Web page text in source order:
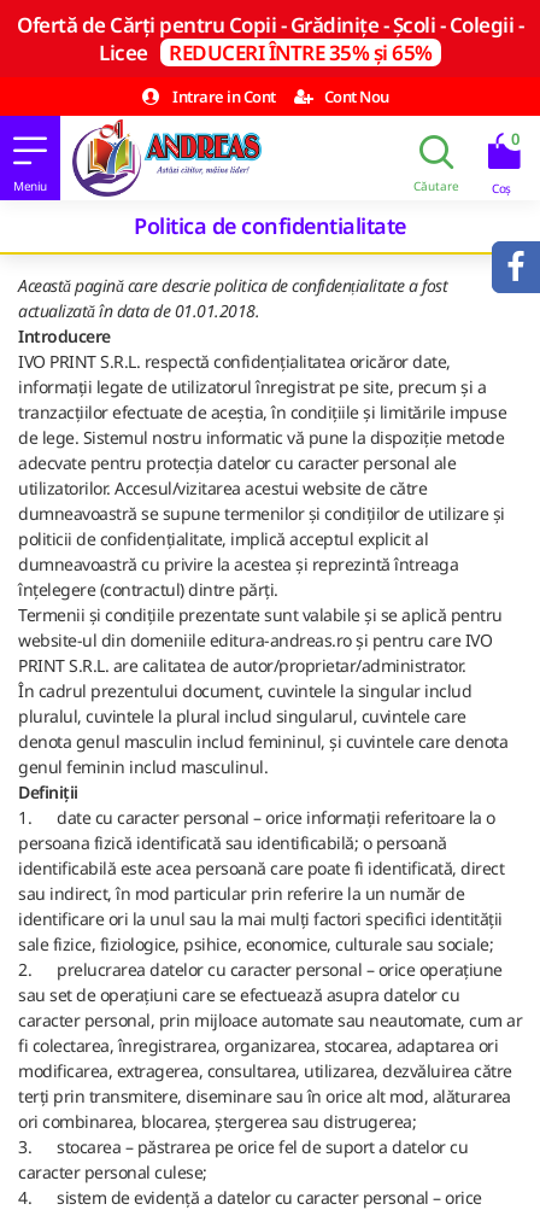
Ofertă de Cărți pentru Copii - Grădinițe - Școli - Colegii -
Licee REDUCERI ÎNTRE 35% și 65%
Intrare in Cont
Cont Nou
0
Politica de confidentialitate
Această pagină care descrie politica de confidențialitate a fost
actualizată în data de 01.01.2018.
Introducere
IVO PRINT S.R.L. respectă confidențialitatea oricăror date,
informații legate de utilizatorul înregistrat pe site, precum și a
tranzacțiilor efectuate de aceștia, în condițiile și limitările impuse
de lege. Sistemul nostru informatic vă pune la dispoziție metode
adecvate pentru protecția datelor cu caracter personal ale
utilizatorilor. Accesul/vizitarea acestui website de către
dumneavoastră se supune termenilor și condițiilor de utilizare și
politicii de confidențialitate, implică acceptul explicit al
dumneavoastră cu privire la acestea și reprezintă întreaga
înțelegere (contractul) dintre părți.
Termenii și condițiile prezentate sunt valabile și se aplică pentru
website-ul din domeniile editura-andreas.ro și pentru care IVO
PRINT S.R.L. are calitatea de autor/proprietar/administrator.
În cadrul prezentului document, cuvintele la singular includ
pluralul, cuvintele la plural includ singularul, cuvintele care
denota genul masculin includ femininul, și cuvintele care denota
genul feminin includ masculinul.
Definiții
1.
date cu caracter personal – orice informații referitoare la o
persoana fizică identificată sau identificabilă; o persoană
identificabilă este acea persoană care poate fi identificată, direct
sau indirect, în mod particular prin referire la un număr de
identificare ori la unul sau la mai mulți factori specifici identității
sale fizice, fiziologice, psihice, economice, culturale sau sociale;
2.
prelucrarea datelor cu caracter personal – orice operațiune
sau set de operațiuni care se efectuează asupra datelor cu
caracter personal, prin mijloace automate sau neautomate, cum ar
fi colectarea, înregistrarea, organizarea, stocarea, adaptarea ori
modificarea, extragerea, consultarea, utilizarea, dezvăluirea către
terți prin transmitere, diseminare sau în orice alt mod, alăturarea
ori combinarea, blocarea, ștergerea sau distrugerea;
3.
stocarea – păstrarea pe orice fel de suport a datelor cu
caracter personal culese;
4.
sistem de evidență a datelor cu caracter personal – orice